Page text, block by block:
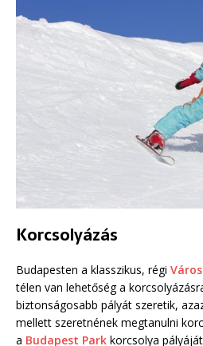
Korcsolyázás
Budapesten a klasszikus, régi
télen van lehetőség a
biztonságosabb pályát szeretik,
mellett szeretnének megtanulni
a Budapest Park korcsolya